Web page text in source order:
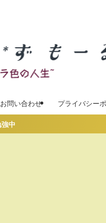
お問い合わせ プライバシー